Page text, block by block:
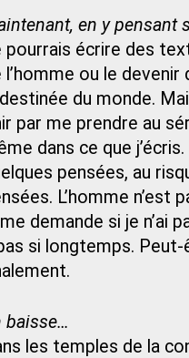
en y pensant
pourrais écrire des
l’homme ou le
destinée du monde.
par me prendre au
dans ce que
pensées, au
L’homme
demande si je n’ai
si longtemps. Peut-
baisse…
les temples de la